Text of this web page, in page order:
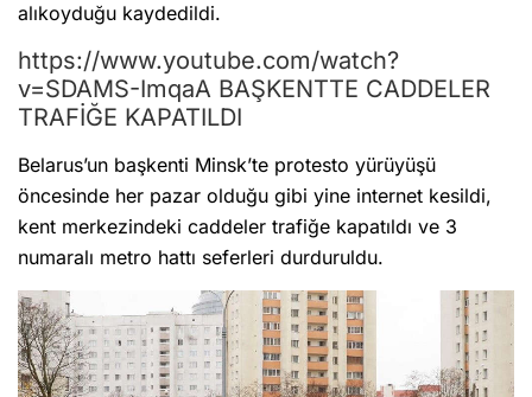
alıkoyduğu kaydedildi.
https://www.youtube.com/watch?
v=SDAMS-ImqaA BAŞKENTTE CADDELER
TRAFİĞE KAPATILDI
Belarus’un başkenti Minsk’te protesto yürüyüşü
öncesinde her pazar olduğu gibi yine internet kesildi,
kent merkezindeki caddeler trafiğe kapatıldı ve 3
numaralı metro hattı seferleri durduruldu.